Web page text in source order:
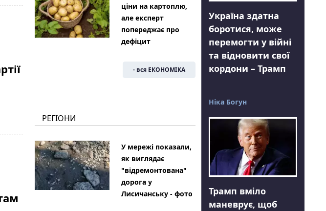
ціни на картоплю,
але експерт
попереджає про
дефіцит
- вся ЕКОНОМІКА
РЕГІОНИ
У мережі показали,
як виглядає
"відремонтована"
дорога у
Лисичанську - фото
Україна здатна
боротися, може
перемогти у війні
та відновити свої
кордони – Трамп
Ніка Богун
Трамп вміло
маневрує, щоб